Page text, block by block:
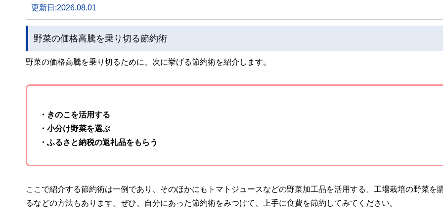
更新日:2026.08.01
野菜の価格高騰を乗り切る節約術
野菜の価格高騰を乗り切るために、次に挙げる節約術を紹介します。
・きのこを活用する
・小分け野菜を選ぶ
・ふるさと納税の返礼品をもらう
ここで紹介する節約術は一例であり、そのほかにもトマトジュースなどの野菜加工品を活用する、工場栽培の野菜を
るなどの方法もあります。ぜひ、自分にあった節約術をみつけて、上手に食費を節約してみてください。